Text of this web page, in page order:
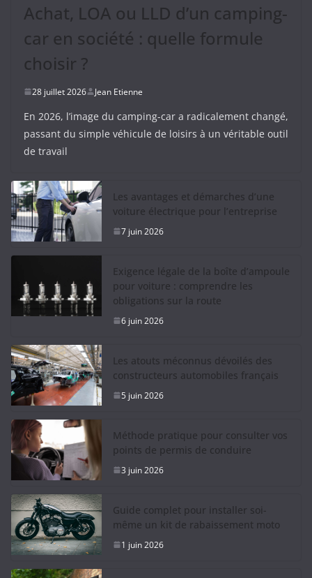
Achat, LOA ou LLD d’un camping-
car en société : quelle formule
choisir ?
28 juillet 2026 Jean Etienne
En 2026, l’image du camping-car a radicalement changé,
passant du simple véhicule de loisirs à un véritable outil
de travail
Les avantages et démarches d’une
voiture électrique pour l’entreprise
7 juin 2026
Exigence légale de la boîte d’ampoule
pour voiture : comprendre les
obligations sur la route
6 juin 2026
Les atouts méconnus dévoilés des
constructeurs automobiles français
5 juin 2026
Méthode pratique pour consulter vos
points de permis de conduire
3 juin 2026
Guide complet pour installer soi-
même un kit de rabaissement moto
1 juin 2026